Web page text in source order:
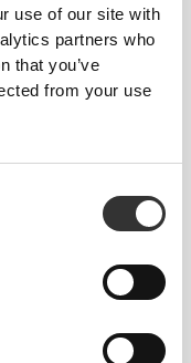
use of our site with
partners who
that you’ve
from your use
αγκινάρας 1350